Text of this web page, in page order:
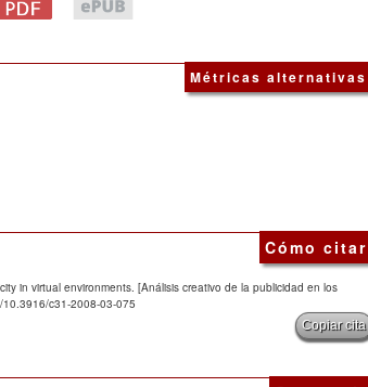
Métricas alternativas
Cómo citar
in virtual environments. [Análisis creativo de la publicidad en los
c31-2008-03-075
Copiar cita